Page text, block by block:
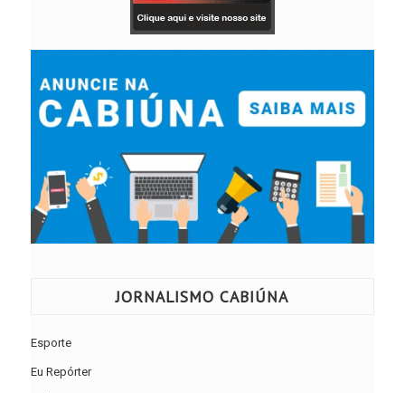
JORNALISMO CABIÚNA
Esporte
Eu Repórter